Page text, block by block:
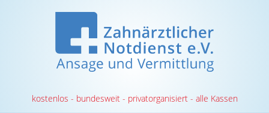
kostenlos - bundesweit - privatorganisiert - alle Kassen